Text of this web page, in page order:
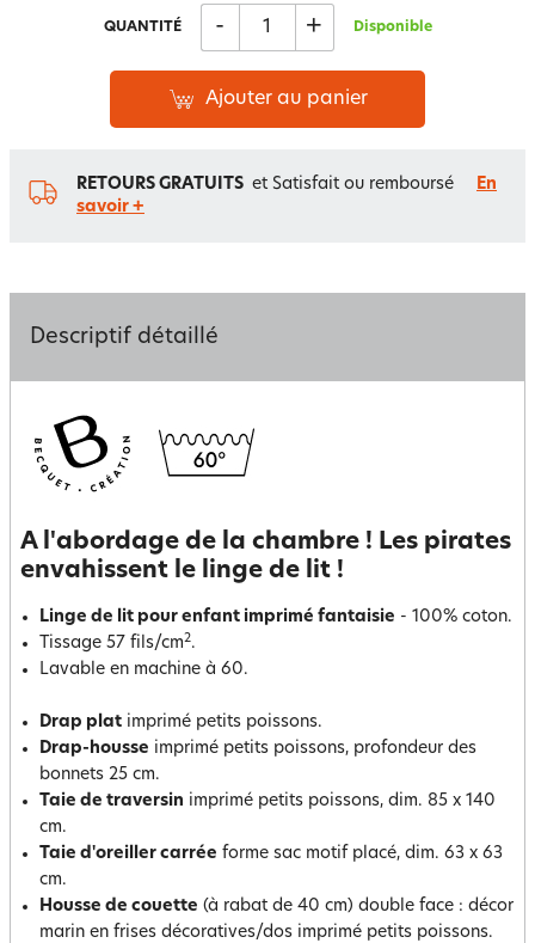
QUANTITÉ - + Disponible
Ajouter au panier
RETOURS GRATUITS et Satisfait ou remboursé
En
savoir +
Descriptif détaillé
A l'abordage de la chambre ! Les pirates
envahissent le linge de lit !
Linge de lit pour enfant imprimé fantaisie - 100% coton.
Tissage 57 fils/cm2.
Lavable en machine à 60.
Drap plat imprimé petits poissons.
Drap-housse imprimé petits poissons, profondeur des
bonnets 25 cm.
Taie de traversin imprimé petits poissons, dim. 85 x 140
cm.
Taie d'oreiller carrée forme sac motif placé, dim. 63 x 63
cm.
Housse de couette (à rabat de 40 cm) double face : décor
marin en frises décoratives/dos imprimé petits poissons.